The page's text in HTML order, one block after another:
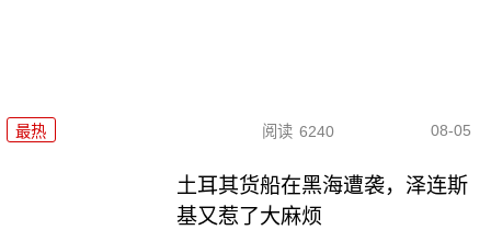
最热 阅读 6240 08-05
土耳其货船在黑海遭袭，泽连斯
基又惹了大麻烦